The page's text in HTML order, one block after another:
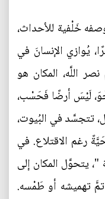
خَلْفية للأحداث،
يُوازي الإنسانَ في
اللَّه، المكان هو
لَيْسَ أرضًا فَحَسْب،
تتجسَّد في البُيوت،
رغم الاقتلاع. في
"، يتحوَّل المكان إلى
تهميشه أو طَمْسه.